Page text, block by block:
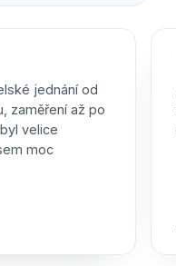
jednání od
zaměření až po
velice
moc